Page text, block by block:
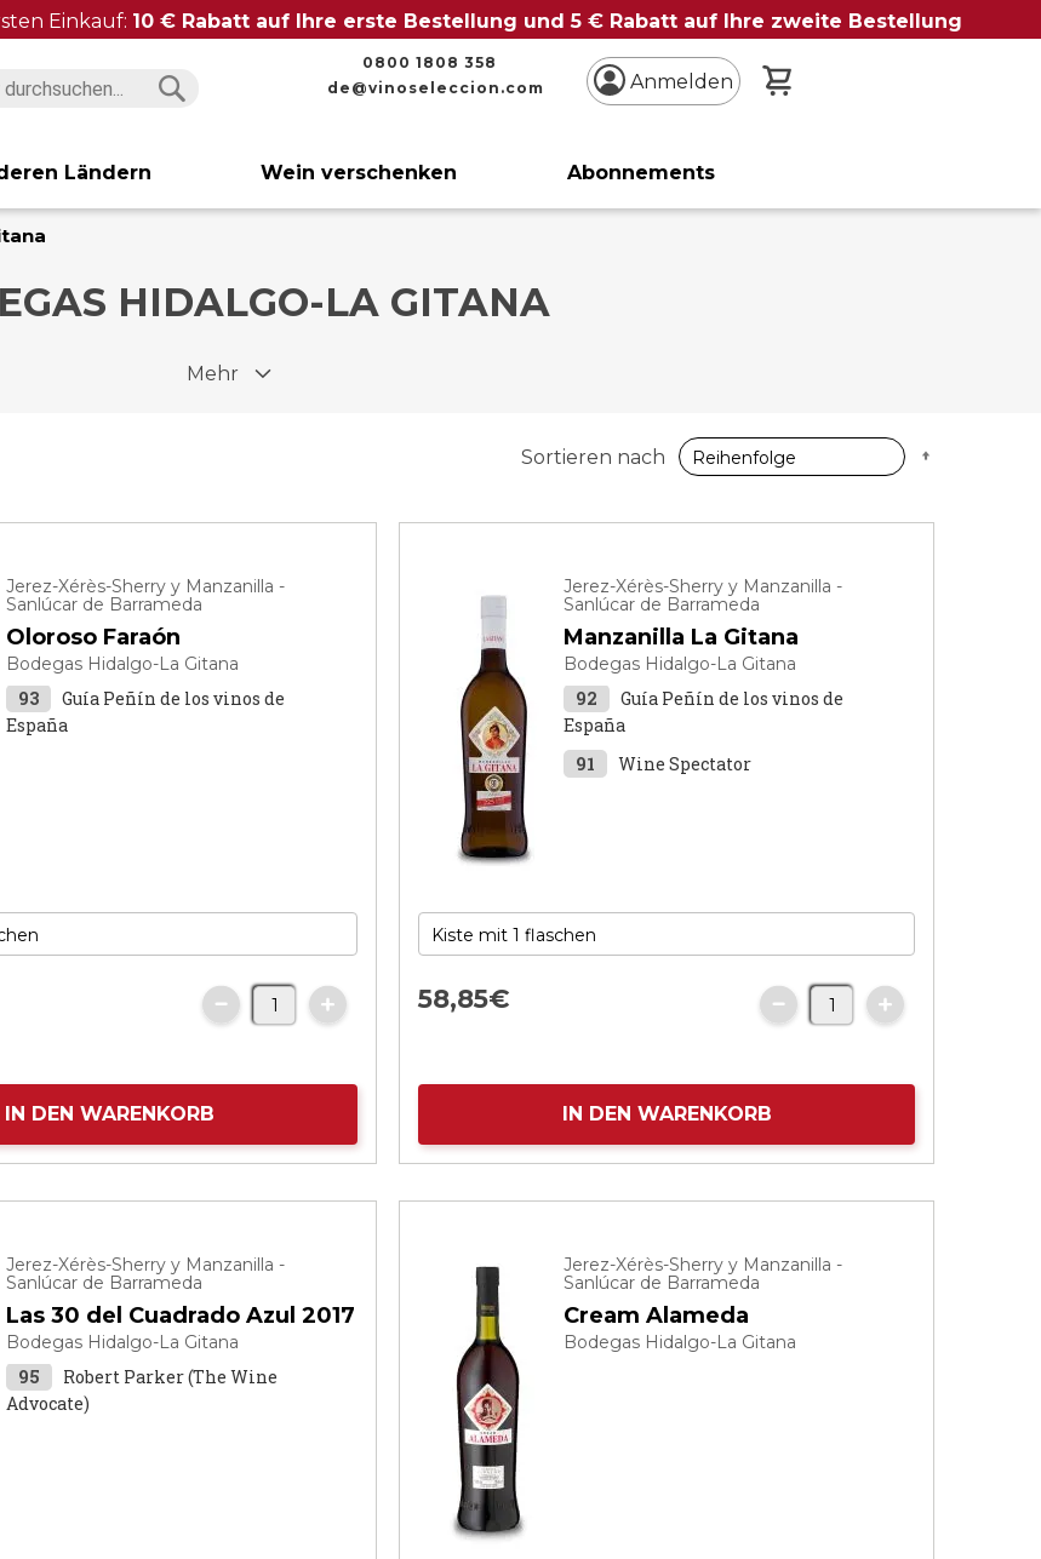
Einkauf: 10 € Rabatt auf Ihre erste Bestellung und 5 € Rabatt auf Ihre zweite Bestellung
0800 1808 358
de@vinoseleccion.com
Anmelden
Ländern Wein verschenken Abonnements
HIDALGO-LA GITANA
Mehr
Sortieren nach
Jerez-Xérès-Sherry y Manzanilla -
Sanlúcar de Barrameda
Oloroso Faraón
Bodegas Hidalgo-La Gitana
93
Guía Peñín de los vinos de
España
IN DEN WARENKORB
Jerez-Xérès-Sherry y Manzanilla -
Sanlúcar de Barrameda
Manzanilla La Gitana
Bodegas Hidalgo-La Gitana
92
Guía Peñín de los vinos de
España
91
Wine Spectator
58,85€
IN DEN WARENKORB
Jerez-Xérès-Sherry y Manzanilla -
Sanlúcar de Barrameda
Las 30 del Cuadrado Azul 2017
Bodegas Hidalgo-La Gitana
95
Robert Parker (The Wine
Advocate)
Jerez-Xérès-Sherry y Manzanilla -
Sanlúcar de Barrameda
Cream Alameda
Bodegas Hidalgo-La Gitana